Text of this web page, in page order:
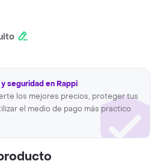
seguridad en Rappi
los mejores precios, proteger tus
el medio de pago más practico